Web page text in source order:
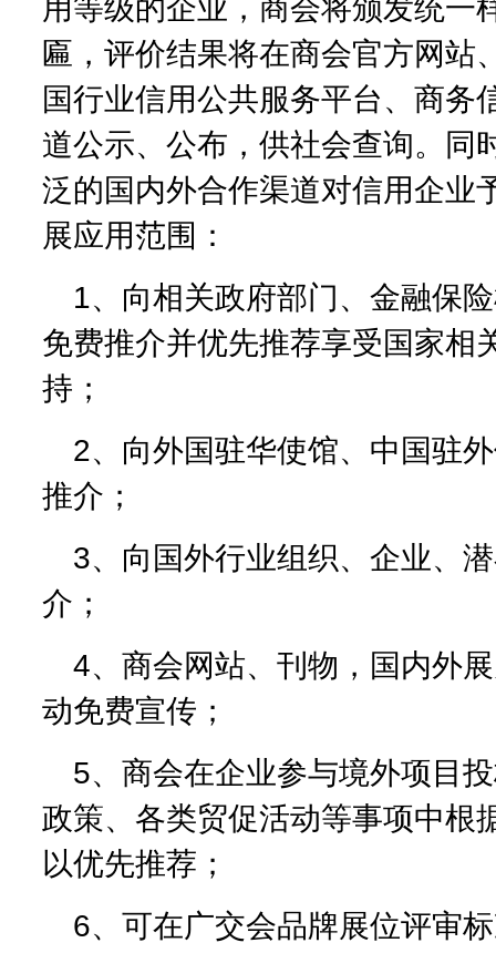
用等级的企业，商会将颁发统一
匾，评价结果将在商会官方网站
国行业信用公共服务平台、商务
道公示、公布，供社会查询。同
泛的国内外合作渠道对信用企业
展应用范围：
1、向相关政府部门、金融保
免费推介并优先推荐享受国家相
持；
2、向外国驻华使馆、中国驻
推介；
3、向国外行业组织、企业、
介；
4、商会网站、刊物，国内外
动免费宣传；
5、商会在企业参与境外项目
政策、各类贸促活动等事项中根
以优先推荐；
6、可在广交会品牌展位评审